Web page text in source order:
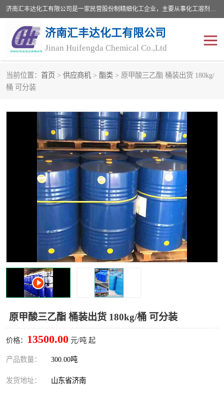
济南汇丰达化工有限公司是一家民营股份制精细化工企业，主要从事化工溶剂、药用辅料、合成中间体等深加工产品的研制开发、生产、销售和进出口贸易。主营产品：环氧丙烷，十二烷基苯，甲基磺酸，磺酸，DMF，DMAC，甘油，苯甲醇，乙酰氯，甲基丙烯酸，甲基丙烯酸甲酯，叔丁醇，异辛酸，二乙烯三胺，一乙，二乙‎，三乙醇胺，原乙酸三甲酯等化工产品及中间体。欢迎各界朋友洽谈咨询业务。
济南汇丰达化工有限公司
Jinan Huifengda Chemical Co.,Ltd
当前位置： 首页 > 供应商机 > 酯类 > 原甲酸三乙酯 桶装出货 180kg/
桶 可分装
原甲酸三乙酯 桶装出货 180kg/桶 可分装
价格： 13500.00 元/吨 起
产品数量： 300.00吨
发货地址： 山东省济南
胺类
醇类 醚类
酚类
羧酸衍生物 无机化工原料
无机盐 有机溶剂
添加剂助剂 十二烷基苯
十二烷基苯磺酸 甲醇钠
乙醇钠 三乙胺
丙二醇甲醚醋酸酯 丙酸乙酯
醛类
酯类